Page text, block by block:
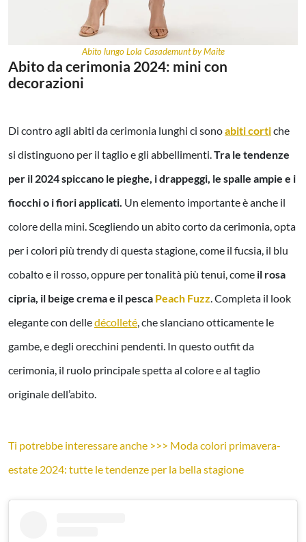
Abito lungo Lola Casademunt by Maite
Abito da cerimonia 2024: mini con
decorazioni
Di contro agli abiti da cerimonia lunghi ci sonoabiti cortiche
si distinguono per il taglio e gli abbellimenti.Tra le tendenze
per il 2024 spiccano le pieghe, i drappeggi, le spalle ampie e i
fiocchi o i fiori applicati. Un elemento importante è anche il
colore della mini. Scegliendo un abito corto da cerimonia, opta
per i colori più trendy di questa stagione, come il fucsia, il blu
cobalto e il rosso, oppure per tonalità più tenui, come il rosa
cipria, il beige crema e il pesca Peach Fuzz. Completa il look
elegante con delledécolleté, che slanciano otticamente le
gambe, e degli orecchini pendenti. In questo outfit da
cerimonia, il ruolo principale spetta al colore e al taglio
originale dell’abito.
Ti potrebbe interessare anche >>> Moda colori primavera-
estate 2024: tutte le tendenze per la bella stagione